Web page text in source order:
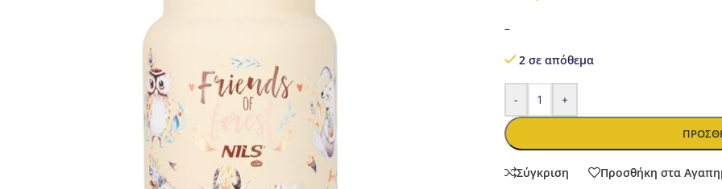
–
2 σε απόθεμα
- +
Σύγκριση Προσθήκη στα